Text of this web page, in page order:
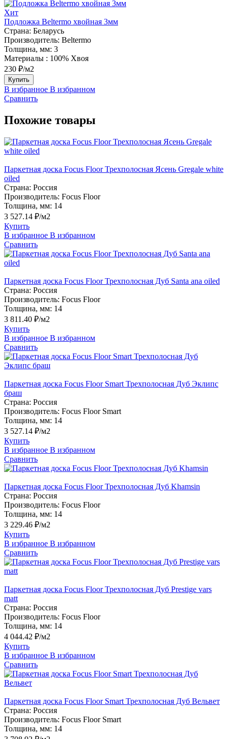
Хит
Подложка Beltermo хвойная 3мм
Страна: Беларусь
Производитель: Beltermo
Толщина, мм: 3
Материалы : 100% Хвоя
230 ₽/м2
Купить
В избранное В избранном
Сравнить
Похожие товары
Паркетная доска Focus Floor Трехполосная Ясень Gregale white
oiled
Страна: Россия
Производитель: Focus Floor
Толщина, мм: 14
3 527.14 ₽/м2
Купить
В избранное В избранном
Сравнить
Паркетная доска Focus Floor Трехполосная Дуб Santa ana oiled
Страна: Россия
Производитель: Focus Floor
Толщина, мм: 14
3 811.40 ₽/м2
Купить
В избранное В избранном
Сравнить
Паркетная доска Focus Floor Smart Трехполосная Дуб Эклипс
браш
Страна: Россия
Производитель: Focus Floor Smart
Толщина, мм: 14
3 527.14 ₽/м2
Купить
В избранное В избранном
Сравнить
Паркетная доска Focus Floor Трехполосная Дуб Khamsin
Страна: Россия
Производитель: Focus Floor
Толщина, мм: 14
3 229.46 ₽/м2
Купить
В избранное В избранном
Сравнить
Паркетная доска Focus Floor Трехполосная Дуб Prestige vars
matt
Страна: Россия
Производитель: Focus Floor
Толщина, мм: 14
4 044.42 ₽/м2
Купить
В избранное В избранном
Сравнить
Паркетная доска Focus Floor Smart Трехполосная Дуб Вельвет
Страна: Россия
Производитель: Focus Floor Smart
Толщина, мм: 14